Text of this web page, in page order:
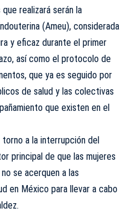
realizará serán la
(Ameu), considerada
y eficaz durante el primer
así como el protocolo de
que ya es seguido por
de salud y las colectivas
que existen en el
torno a la interrupción del
principal de que las mujeres
se acerquen a las
en México para llevar a cabo